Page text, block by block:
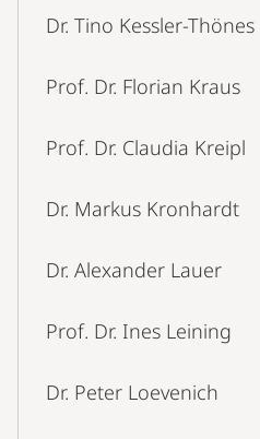
Dr. Tino Kessler-Thönes
Prof. Dr. Florian Kraus
Prof. Dr. Claudia Kreipl
Dr. Markus Kronhardt
Dr. Alexander Lauer
Prof. Dr. Ines Leining
Dr. Peter Loevenich